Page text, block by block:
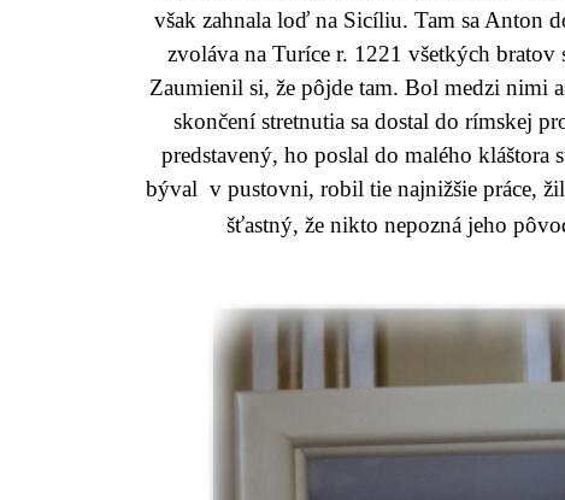
však zahnala loď na Sicíliu. Tam sa Anton
zvoláva na Turíce r. 1221 všetkých bratov
Zaumienil si, že pôjde tam. Bol medzi nimi
skončení stretnutia sa dostal do rímskej
predstavený, ho poslal do malého kláštora
býval v pustovni, robil tie najnižšie práce,
šťastný, že nikto nepozná jeho